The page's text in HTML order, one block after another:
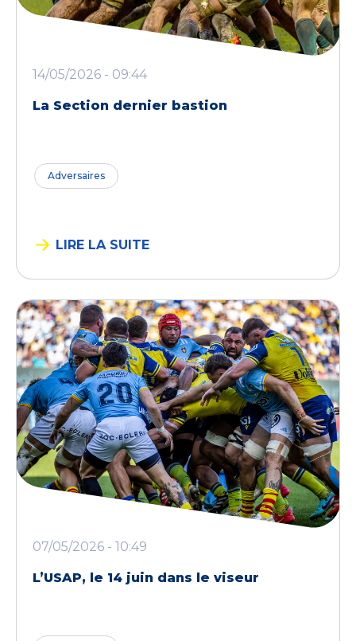
14/05/2026 - 09:44
La Section dernier bastion
Adversaires
LIRE LA SUITE
07/05/2026 - 10:49
L’USAP, le 14 juin dans le viseur